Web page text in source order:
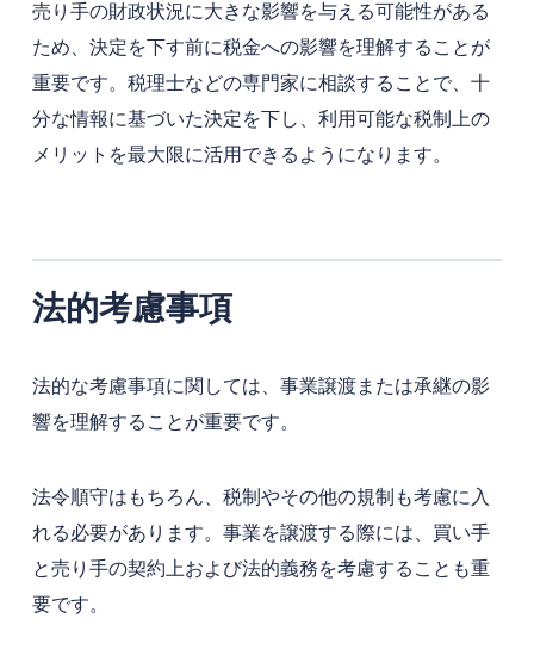
売り手の財政状況に大きな影響を与える可能性がある
ため、決定を下す前に税金への影響を理解することが
重要です。税理士などの専門家に相談することで、十
分な情報に基づいた決定を下し、利用可能な税制上の
メリットを最大限に活用できるようになります。
法的考慮事項
法的な考慮事項に関しては、事業譲渡または承継の影
響を理解することが重要です。
法令順守はもちろん、税制やその他の規制も考慮に入
れる必要があります。事業を譲渡する際には、買い手
と売り手の契約上および法的義務を考慮することも重
要です。